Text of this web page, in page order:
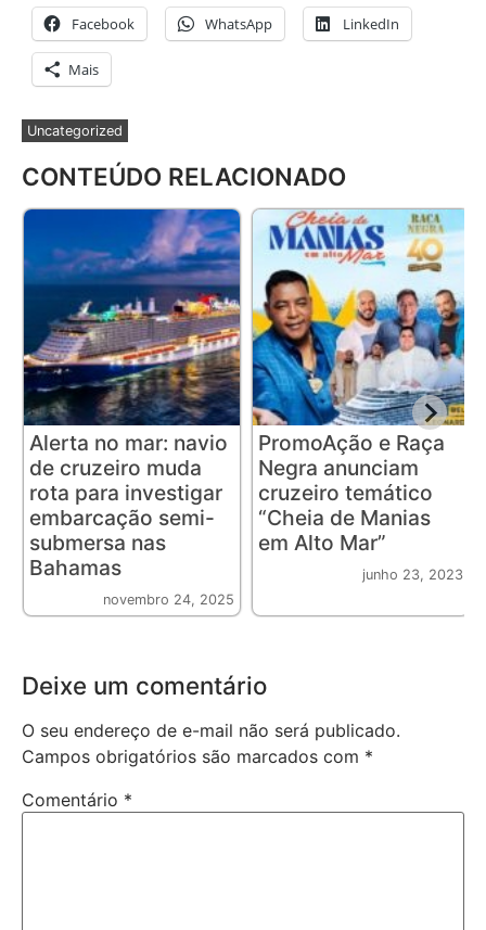
Facebook WhatsApp LinkedIn
Mais
Uncategorized
CONTEÚDO RELACIONADO
Alerta no mar: navio
de cruzeiro muda
rota para investigar
embarcação semi-
submersa nas
Bahamas
novembro 24, 2025
PromoAção e Raça
Negra anunciam
cruzeiro temático
“Cheia de Manias
em Alto Mar”
junho 23, 2023
Deixe um comentário
O seu endereço de e-mail não será publicado.
Campos obrigatórios são marcados com *
Comentário *